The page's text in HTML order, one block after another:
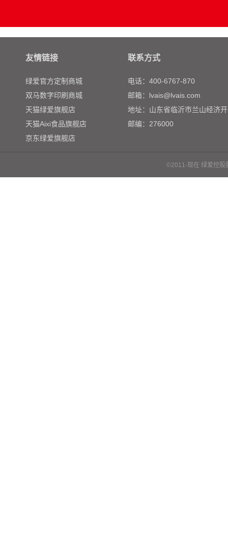
友情链接
绿爱官方定制商城
双马数字印刷商城
天猫绿爱旗舰店
天猫Aixi食品旗舰店
京东绿爱旗舰店
联系方式
电话：400-6767-870
邮箱：lvais@lvais.com
地址：山东省临沂市兰山经济
邮编：276000
©2011-现在 绿爱控股